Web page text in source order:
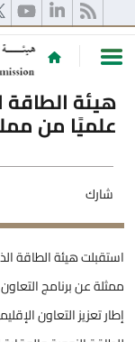
هيئة الطاقة
علميًا من
شارك
استقبلت هيئة الطاقة
ممثلة عن برنامج
إطار تعزيز التعاون